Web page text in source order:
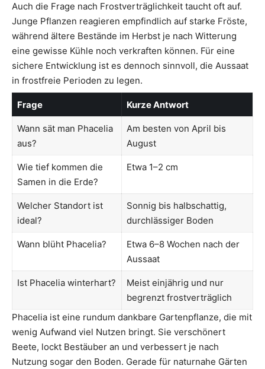
Auch die Frage nach Frostverträglichkeit taucht oft auf.
Junge Pflanzen reagieren empfindlich auf starke Fröste,
während ältere Bestände im Herbst je nach Witterung
eine gewisse Kühle noch verkraften können. Für eine
sichere Entwicklung ist es dennoch sinnvoll, die Aussaat
in frostfreie Perioden zu legen.
Frage Kurze Antwort
Wann sät man Phacelia
aus?
Am besten von April bis
August
Wie tief kommen die
Samen in die Erde?
Etwa 1–2 cm
Welcher Standort ist
ideal?
Sonnig bis halbschattig,
durchlässiger Boden
Wann blüht Phacelia?
Etwa 6–8 Wochen nach der
Aussaat
Ist Phacelia winterhart?
Meist einjährig und nur
begrenzt frostverträglich
Phacelia ist eine rundum dankbare Gartenpflanze, die mit
wenig Aufwand viel Nutzen bringt. Sie verschönert
Beete, lockt Bestäuber an und verbessert je nach
Nutzung sogar den Boden. Gerade für naturnahe Gärten